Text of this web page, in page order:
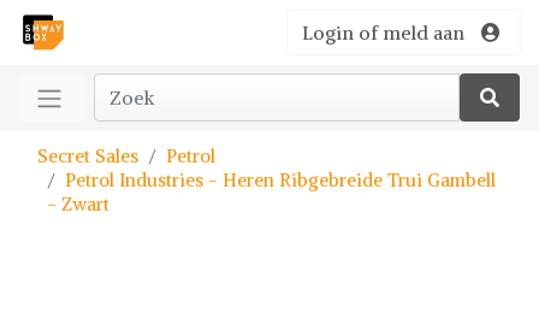
Login of meld aan
Secret Sales
Petrol
Petrol Industries - Heren Ribgebreide Trui Gambell
- Zwart